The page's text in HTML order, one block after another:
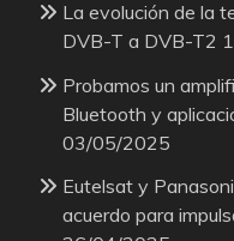
La evolución de la
DVB-T a DVB-T2
Probamos un
Bluetooth y
03/05/2025
Eutelsat y
acuerdo para